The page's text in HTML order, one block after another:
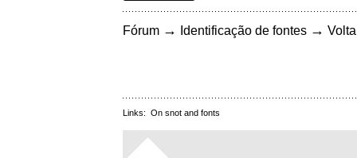
Fórum → Identificação de fontes →
Links: On snot and fonts